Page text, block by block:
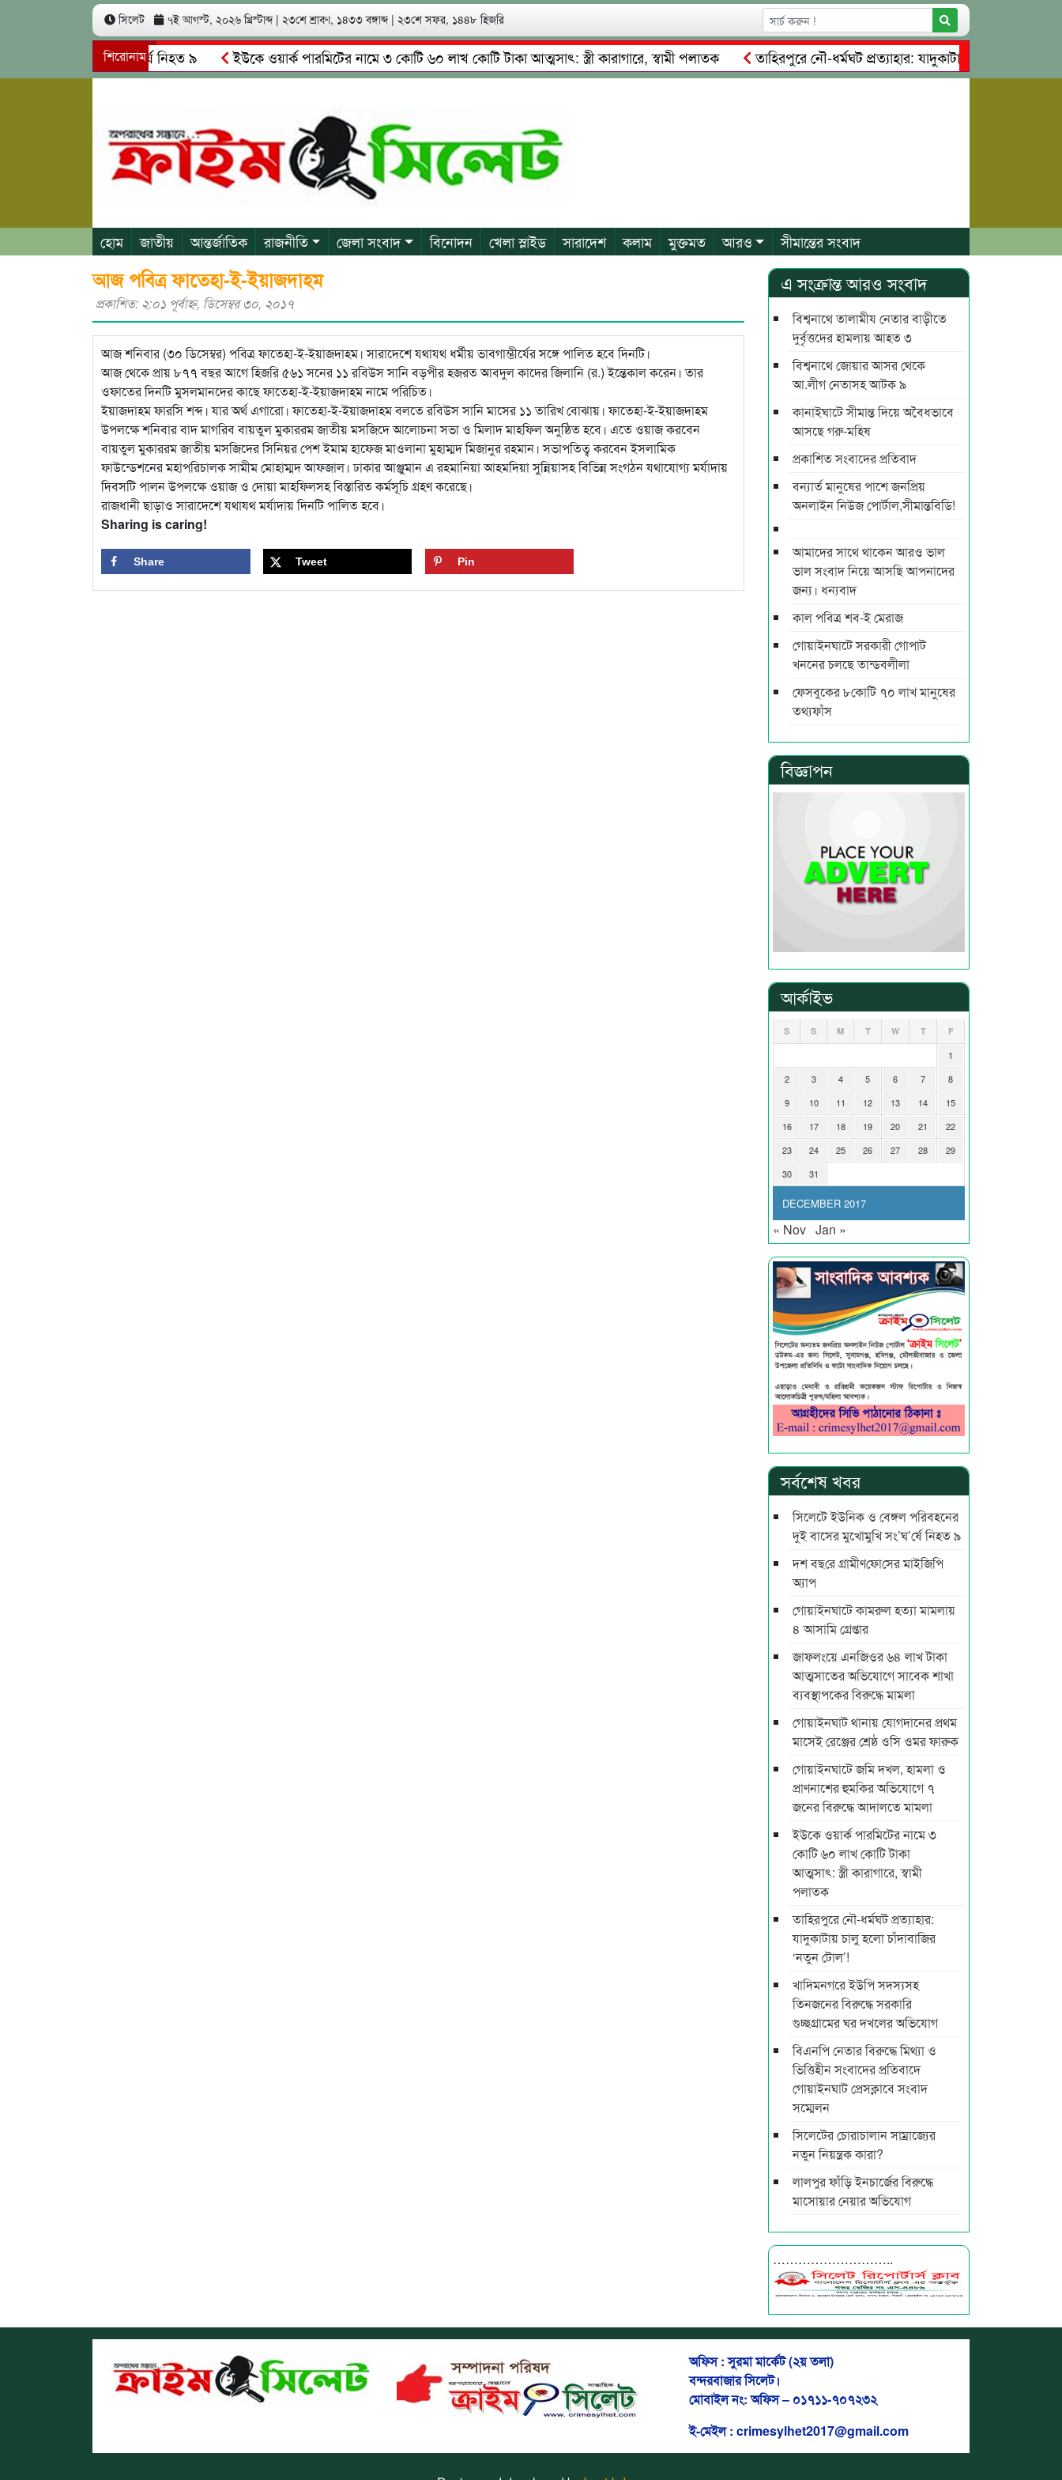
সিলেট ৭ই আগস্ট, ২০২৬ খ্রিস্টাব্দ | ২৩শে শ্রাবণ, ১৪৩৩ বঙ্গাব্দ | ২৩শে সফর, ১৪৪৮ হিজরি
শিরোনাম
মুখোমুখি সং’ঘ’র্ষে নিহত ৯ ইউকে ওয়ার্ক পারমিটের নামে ৩ কোটি ৬০ লাখ কোটি টাকা আত্মসাৎ: স্ত্রী কারাগারে, স্বামী পলাতক
তাহিরপুরে নৌ-ধর্মঘট প্রত্যাহার: যাদুকাটায় চালু হলো চাঁদাবাজির
রিমালকে গ্রেপ্তারের দাবি স্থানীয়দের
গোয়াইনঘাটে আলিম উদ্দিনের নেতৃত্বে চাঁদাবাজি ও শ্রমিকদের মারধর নগরীতে কোটি টাকার সম্পত্তি দখলের চেষ্টা: গ্রেফতারের পর জামিনে মূক্ত রাসেল,
হোম জাতীয় আন্তর্জাতিক রাজনীতি জেলা সংবাদ বিনোদন খেলা স্লাইড সারাদেশ কলাম মুক্তমত আরও সীমান্তের সংবাদ
আজ পবিত্র ফাতেহা-ই-ইয়াজদাহম
প্রকাশিত: ২:০১ পূর্বাহ্ণ, ডিসেম্বর ৩০, ২০১৭
আজ শনিবার (৩০ ডিসেম্বর) পবিত্র ফাতেহা-ই-ইয়াজদাহম। সারাদেশে যথাযথ ধর্মীয় ভাবগাম্ভীর্যের সঙ্গে পালিত হবে দিনটি।
আজ থেকে প্রায় ৮৭৭ বছর আগে হিজরি ৫৬১ সনের ১১ রবিউস সানি বড়পীর হজরত আবদুল কাদের জিলানি (র.) ইন্তেকাল করেন। তার
ওফাতের দিনটি মুসলমানদের কাছে ফাতেহা-ই-ইয়াজদাহম নামে পরিচিত।
ইয়াজদাহম ফারসি শব্দ। যার অর্থ এগারো। ফাতেহা-ই-ইয়াজদাহম বলতে রবিউস সানি মাসের ১১ তারিখ বোঝায়। ফাতেহা-ই-ইয়াজদাহম
উপলক্ষে শনিবার বাদ মাগরিব বায়তুল মুকাররম জাতীয় মসজিদে আলোচনা সভা ও মিলাদ মাহফিল অনুষ্ঠিত হবে। এতে ওয়াজ করবেন
বায়তুল মুকাররম জাতীয় মসজিদের সিনিয়র পেশ ইমাম হাফেজ মাওলানা মুহাম্মদ মিজানুর রহমান। সভাপতিত্ব করবেন ইসলামিক
ফাউন্ডেশনের মহাপরিচালক সামীম মোহাম্মদ আফজাল। ঢাকার আঞ্জুমান এ রহমানিয়া আহমদিয়া সুন্নিয়াসহ বিভিন্ন সংগঠন যথাযোগ্য মর্যাদায়
দিবসটি পালন উপলক্ষে ওয়াজ ও দোয়া মাহফিলসহ বিস্তারিত কর্মসূচি গ্রহণ করেছে।
রাজধানী ছাড়াও সারাদেশে যথাযথ মর্যাদায় দিনটি পালিত হবে।
Sharing is caring!
Share Tweet Pin
এ সংক্রান্ত আরও সংবাদ
বিশ্বনাথে তালামীয নেতার বাড়ীতে
দুর্বৃত্তদের হামলায় আহত ৩
বিশ্বনাথে জোয়ার আসর থেকে
আ.লীগ নেতাসহ আটক ৯
কানাইঘাটে সীমান্ত দিয়ে অবৈধভাবে
আসছে গরু-মহিষ
প্রকাশিত সংবাদের প্রতিবাদ
বন্যার্ত মানুষের পাশে জনপ্রিয়
অনলাইন নিউজ পোর্টাল,সীমান্তবিডি!
আমাদের সাথে থাকেন আরও ভাল
ভাল সংবাদ নিয়ে আসছি আপনাদের
জন্য। ধন্যবাদ
কাল পবিত্র শব-ই মেরাজ
গোয়াইনঘাটে সরকারী গোপাট
খননের চলছে তান্ডবলীলা
ফেসবুকের ৮কোটি ৭০ লাখ মানুষের
তথ্যফাঁস
বিজ্ঞাপন
আর্কাইভ
DECEMBER 2017
S S M T W T F
1
2
3 4 5 6 7
8
9
10 11 12 13 14
15
16
17 18 19 20 21
22
23
24 25 26 27 28
29
30
31
« Nov Jan »
সর্বশেষ খবর
সিলেটে ইউনিক ও বেঙ্গল পরিবহনের
দুই বাসের মুখোমুখি সং’ঘ’র্ষে নিহত ৯
দশ বছ‌রে গ্রামীণ‌ফো‌সের মাইজিপি
অ্যাপ
গোয়াইনঘাটে কামরুল হত্যা মামলায়
৪ আসামি গ্রেপ্তার
জাফলংয়ে এনজিওর ৬৪ লাখ টাকা
আত্মসাতের অভিযোগে সাবেক শাখা
ব্যবস্থাপকের বিরুদ্ধে মামলা
গোয়াইনঘাট থানায় যোগদানের প্রথম
মাসেই রেঞ্জের শ্রেষ্ঠ ওসি ওমর ফারুক
গোয়াইনঘাটে জমি দখল, হামলা ও
প্রাণনাশের হুমকির অভিযোগে ৭
জনের বিরুদ্ধে আদালতে মামলা
ইউকে ওয়ার্ক পারমিটের নামে ৩
কোটি ৬০ লাখ কোটি টাকা
আত্মসাৎ: স্ত্রী কারাগারে, স্বামী
পলাতক
তাহিরপুরে নৌ-ধর্মঘট প্রত্যাহার:
যাদুকাটায় চালু হলো চাঁদাবাজির
‘নতুন টোল’!
খাদিমনগরে ইউপি সদস্যসহ
তিনজনের বিরুদ্ধে সরকারি
গুচ্ছগ্রামের ঘর দখলের অভিযোগ
বিএনপি নেতার বিরুদ্ধে মিথ্যা ও
ভিত্তিহীন সংবাদের প্রতিবাদে
গোয়াইনঘাট প্রেসক্লাবে সংবাদ
সম্মেলন
সিলেটের চোরাচালান সাম্রাজ্যের
নতুন নিয়ন্ত্রক কারা?
লালপুর ফাঁড়ি ইনচার্জের বিরুদ্ধে
মাসোয়ার নেয়ার অভিযোগ
………………………..
অফিস : সুরমা মার্কেট (২য় তলা)
বন্দরবাজার সিলেট।
মোবাইল নং: অফিস – ০১৭১১-৭০৭২৩২
ই-মেইল : crimesylhet2017@gmail.com